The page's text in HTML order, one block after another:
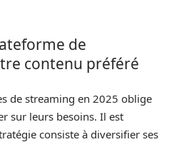
de
contenu préféré
de streaming en 2025 oblige
sur leurs besoins. Il est
consiste à diversifier ses